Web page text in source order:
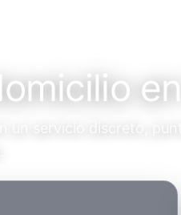
un servicio discreto,